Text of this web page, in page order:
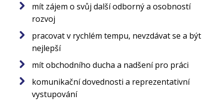
mít zájem o svůj další odborný a osobností
rozvoj
pracovat v rychlém tempu, nevzdávat se a být
nejlepší
mít obchodního ducha a nadšení pro práci
komunikační dovednosti a reprezentativní
vystupování